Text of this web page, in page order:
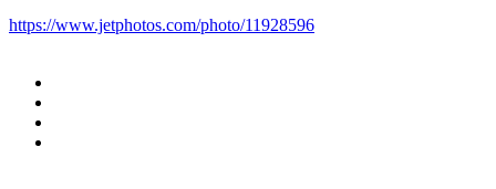
https://www.jetphotos.com/photo/11928596